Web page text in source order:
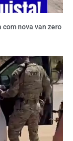
nova van zero